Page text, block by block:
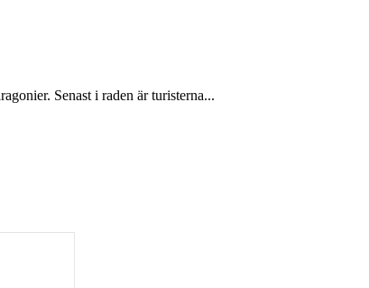
Senast i raden är turisterna...